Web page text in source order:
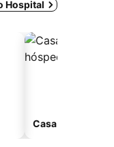
Hospital
Casa de hóspedes